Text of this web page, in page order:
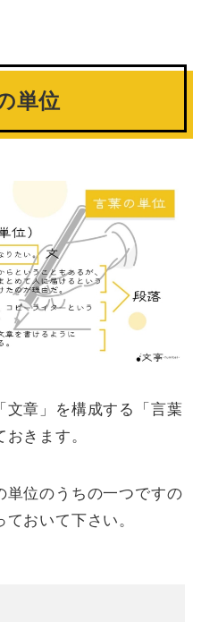
単位
文章」を構成する「言葉
きます。
単位のうちの一つですの
おいて下さい。